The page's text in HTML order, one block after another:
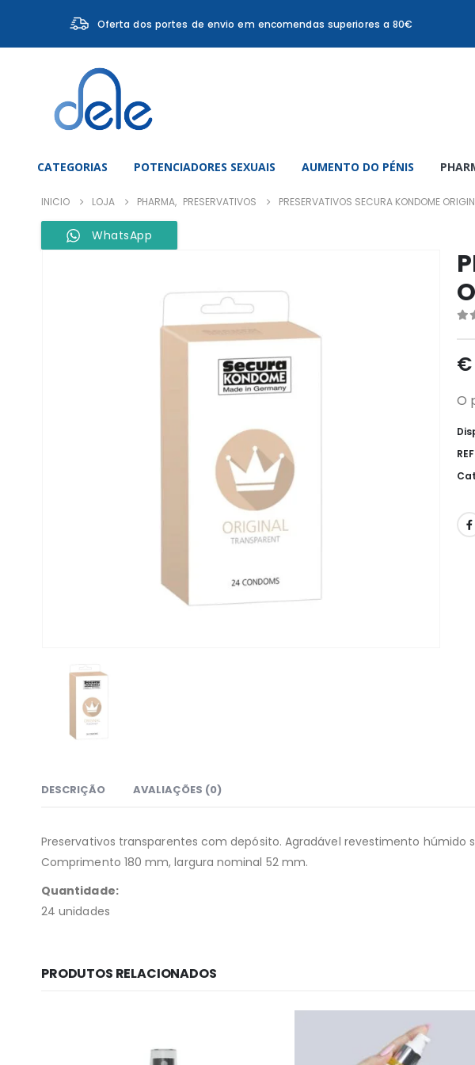
Oferta dos portes de envio em encomendas superiores a 80€
CATEGORIAS POTENCIADORES SEXUAIS AUMENTO DO PÉNIS
INICIO LOJA PHARMA, PRESERVATIVOS PRESERVATIVOS SECURA KONDOME
WhatsApp
€
O
DESCRIÇÃO AVALIAÇÕES (0)
Preservativos transparentes com depósito. Agradável revestimento
Comprimento 180 mm, largura nominal 52 mm.
Quantidade:
24 unidades
PRODUTOS RELACIONADOS